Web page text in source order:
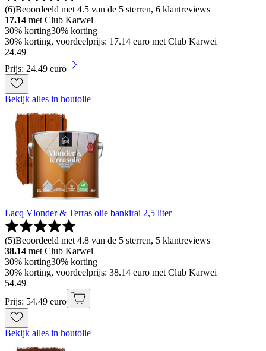
(6)Beoordeeld met 4.5 van de 5 sterren, 6 klantreviews
17.14 met Club Karwei
30% korting30% korting
30% korting, voordeelprijs: 17.14 euro met Club Karwei
24.49
Prijs: 24.49 euro
Bekijk alles in houtolie
Lacq Vlonder & Terras olie bankirai 2,5 liter
(5)Beoordeeld met 4.8 van de 5 sterren, 5 klantreviews
38.14 met Club Karwei
30% korting30% korting
30% korting, voordeelprijs: 38.14 euro met Club Karwei
54.49
Prijs: 54.49 euro
Bekijk alles in houtolie